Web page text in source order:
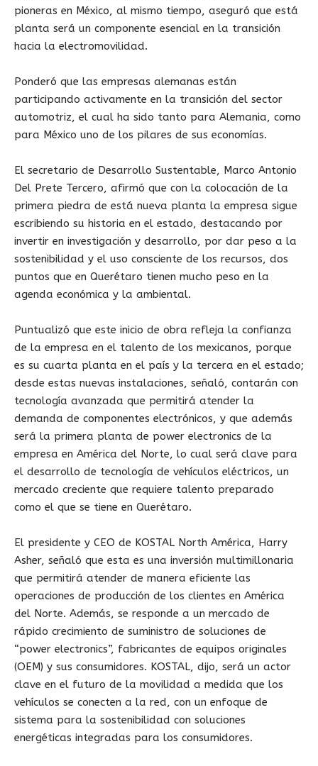
pioneras en México, al mismo tiempo, aseguró que está
planta será un componente esencial en la transición
hacia la electromovilidad.
Ponderó que las empresas alemanas están
participando activamente en la transición del sector
automotriz, el cual ha sido tanto para Alemania, como
para México uno de los pilares de sus economías.
El secretario de Desarrollo Sustentable, Marco Antonio
Del Prete Tercero, afirmó que con la colocación de la
primera piedra de está nueva planta la empresa sigue
escribiendo su historia en el estado, destacando por
invertir en investigación y desarrollo, por dar peso a la
sostenibilidad y el uso consciente de los recursos, dos
puntos que en Querétaro tienen mucho peso en la
agenda económica y la ambiental.
Puntualizó que este inicio de obra refleja la confianza
de la empresa en el talento de los mexicanos, porque
es su cuarta planta en el país y la tercera en el estado;
desde estas nuevas instalaciones, señaló, contarán con
tecnología avanzada que permitirá atender la
demanda de componentes electrónicos, y que además
será la primera planta de power electronics de la
empresa en América del Norte, lo cual será clave para
el desarrollo de tecnología de vehículos eléctricos, un
mercado creciente que requiere talento preparado
como el que se tiene en Querétaro.
El presidente y CEO de KOSTAL North América, Harry
Asher, señaló que esta es una inversión multimillonaria
que permitirá atender de manera eficiente las
operaciones de producción de los clientes en América
del Norte. Además, se responde a un mercado de
rápido crecimiento de suministro de soluciones de
“power electronics”, fabricantes de equipos originales
(OEM) y sus consumidores. KOSTAL, dijo, será un actor
clave en el futuro de la movilidad a medida que los
vehículos se conecten a la red, con un enfoque de
sistema para la sostenibilidad con soluciones
energéticas integradas para los consumidores.